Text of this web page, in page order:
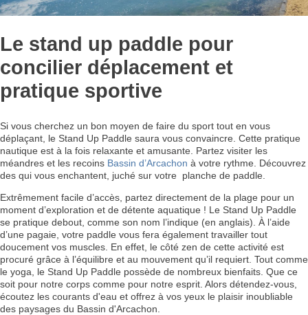
Le stand up paddle pour
concilier déplacement et
pratique sportive
Si vous cherchez un bon moyen de faire du sport tout en vous
déplaçant, le Stand Up Paddle saura vous convaincre. Cette pratique
nautique est à la fois relaxante et amusante. Partez visiter les
méandres et les recoins Bassin d’Arcachon à votre rythme. Découvrez
des qui vous enchantent, juché sur votre planche de paddle.
Extrêmement facile d’accès, partez directement de la plage pour un
moment d’exploration et de détente aquatique ! Le Stand Up Paddle
se pratique debout, comme son nom l’indique (en anglais). À l’aide
d’une pagaie, votre paddle vous fera également travailler tout
doucement vos muscles. En effet, le côté zen de cette activité est
procuré grâce à l’équilibre et au mouvement qu’il requiert. Tout comme
le yoga, le Stand Up Paddle possède de nombreux bienfaits. Que ce
soit pour notre corps comme pour notre esprit. Alors détendez-vous,
écoutez les courants d'eau et offrez à vos yeux le plaisir inoubliable
des paysages du Bassin d'Arcachon.